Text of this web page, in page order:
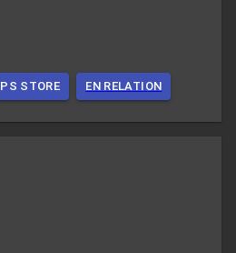
PS STORE EN RELATION